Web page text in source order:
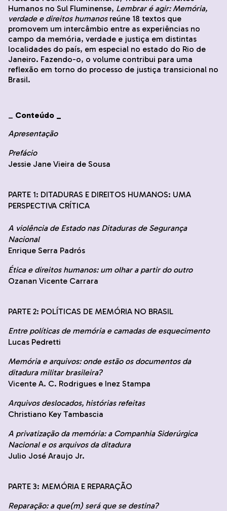
Humanos no Sul Fluminense, Lembrar é agir: Memória,
verdade e direitos humanosreúne 18 textos que
promovem um intercâmbio entre as experiências no
campo da memória, verdade e justiça em distintas
localidades do país, em especial no estado do Rio de
Janeiro. Fazendo-o, o volume contribui para uma
reflexão em torno do processo de justiça transicional no
Brasil.
_ Conteúdo _
Apresentação
Prefácio
Jessie Jane Vieira de Sousa
PARTE 1: DITADURAS E DIREITOS HUMANOS: UMA
PERSPECTIVA CRÍTICA
A violência de Estado nas Ditaduras de Segurança
Nacional
Enrique Serra Padrós
Ética e direitos humanos: um olhar a partir do outro
Ozanan Vicente Carrara
PARTE 2: POLÍTICAS DE MEMÓRIA NO BRASIL
Entre políticas de memória e camadas de esquecimento
Lucas Pedretti
Memória e arquivos: onde estão os documentos da
ditadura militar brasileira?
Vicente A. C. Rodrigues e Inez Stampa
Arquivos deslocados, histórias refeitas
Christiano Key Tambascia
A privatização da memória: a Companhia Siderúrgica
Nacional e os arquivos da ditadura
Julio José Araujo Jr.
PARTE 3: MEMÓRIA E REPARAÇÃO
Reparação: a que(m) será que se destina?